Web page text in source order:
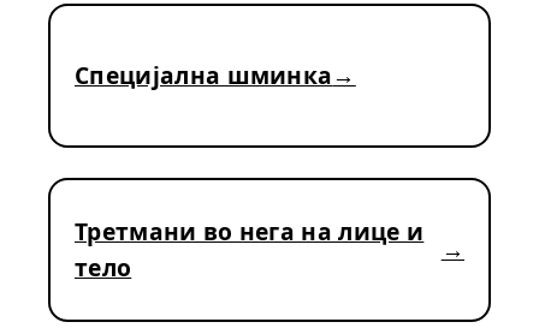
Специјална шминка
Третмани во нега на лице и
тело